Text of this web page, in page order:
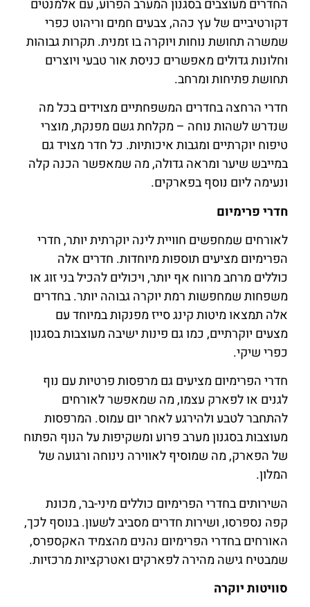
החדרים מעוצבים בסגנון המערב הפרוע, עם אלמנטים
דקורטיביים של עץ כהה, צבעים חמים וריהוט כפרי
שמשרה תחושת נוחות ויוקרה בו זמנית. תקרות גבוהות
וחלונות גדולים מאפשרים כניסת אור טבעי ויוצרים
תחושת פתיחות ומרחב.
חדרי הרחצה בחדרים המשפחתיים מצוידים בכל מה
שנדרש לשהות נוחה – מקלחת גשם מפנקת, מוצרי
טיפוח יוקרתיים ומגבות איכותיות. כל חדר מצויד גם
במייבש שיער ומראה גדולה, מה שמאפשר הכנה קלה
ונעימה ליום נוסף בפארקים.
חדרי פרימיום
לאורחים שמחפשים חוויית לינה יוקרתית יותר, חדרי
הפרימיום מציעים תוספות מיוחדות. חדרים אלה
כוללים מרחב מרווח אף יותר, ויכולים להכיל בני זוג או
משפחות שמחפשות רמת יוקרה גבוהה יותר. בחדרים
אלה תמצאו מיטות קינג סייז מפנקות במיוחד עם
מצעים יוקרתיים, כמו גם פינות ישיבה מעוצבות בסגנון
כפרי שיקי.
חדרי הפרימיום מציעים גם מרפסות פרטיות עם נוף
לגנים או לפארק עצמו, מה שמאפשר לאורחים
להתחבר לטבע ולהירגע לאחר יום עמוס. המרפסות
מעוצבות בסגנון מערב פרוע ומשקיפות על הנוף הפתוח
של הפארק, מה שמוסיף לאווירה נינוחה ורגועה של
המלון.
השירותים בחדרי הפרימיום כוללים מיני-בר, מכונת
קפה נספרסו, ושירות חדרים מסביב לשעון. בנוסף לכך,
האורחים בחדרי הפרימיום נהנים מהצמיד האקספרס,
שמבטיח גישה מהירה לפארקים ואטרקציות מרכזיות.
סוויטות יוקרה